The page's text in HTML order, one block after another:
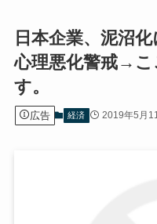
日本企業、泥沼
心理悪化警戒→こ
す。
広告 経済 2019年5月